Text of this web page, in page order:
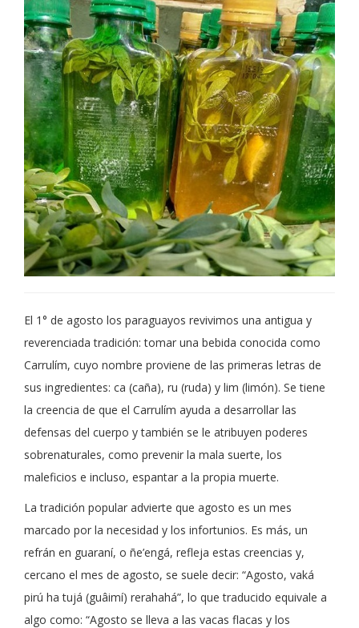
El 1° de agosto los paraguayos revivimos una antigua y
reverenciada tradición: tomar una bebida conocida como
Carrulím, cuyo nombre proviene de las primeras letras de
sus ingredientes: ca (caña), ru (ruda) y lim (limón). Se tiene
la creencia de que el Carrulím ayuda a desarrollar las
defensas del cuerpo y también se le atribuyen poderes
sobrenaturales, como prevenir la mala suerte, los
maleficios e incluso, espantar a la propia muerte.
La tradición popular advierte que agosto es un mes
marcado por la necesidad y los infortunios. Es más, un
refrán en guaraní, o ñe’engá, refleja estas creencias y,
cercano el mes de agosto, se suele decir: “Agosto, vaká
pirú ha tujá (guâimí) rerahahá”, lo que traducido equivale a
algo como: “Agosto se lleva a las vacas flacas y los